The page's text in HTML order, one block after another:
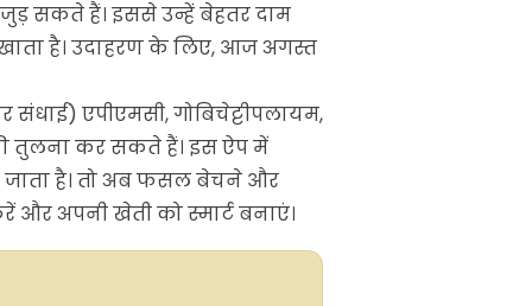
जुड़ सकते हैं। इससे उन्हें बेहतर दाम
है। उदाहरण के लिए, आज अगस्त
संधाई) एपीएमसी, गोबिचेट्टीपलायम,
तुलना कर सकते हैं। इस ऐप में
जाता है। तो अब फसल बेचने और
अपनी खेती को स्मार्ट बनाएं।